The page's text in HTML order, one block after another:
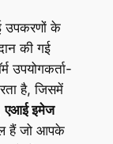
उपकरणों के
की गई
उपयोगकर्ता-
है, जिसमें
एआई इमेज
हैं जो आपके